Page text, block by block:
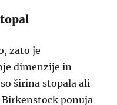
zato je
dimenzije in
širina stopala ali
ponuja